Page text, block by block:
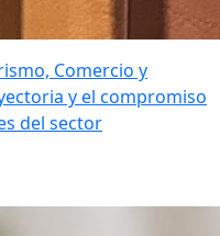
Comercio y
y el compromiso
del sector